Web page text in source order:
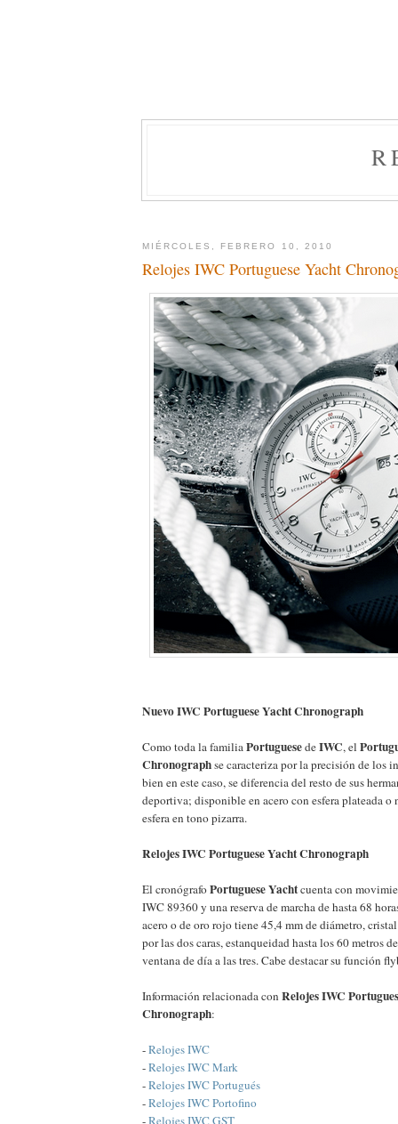
MIÉRCOLES, FEBRERO 10, 2010
Relojes IWC Portuguese Yacht
Nuevo IWC Portuguese Yacht Chronograph
Como toda la familiaPortuguesedeIWC, el
Chronographse caracteriza por la precisión de los
bien en este caso, se diferencia del resto de sus
deportiva; disponible en acero con esfera plateada o
esfera en tono pizarra.
Relojes IWC Portuguese Yacht Chronograph
El cronógrafoPortuguese Yachtcuenta con
IWC 89360 y una reserva de marcha de hasta 68
acero o de oro rojo tiene 45,4 mm de diámetro,
por las dos caras, estanqueidad hasta los 60 metros
ventana de día a las tres. Cabe destacar su función
Información relacionada con Relojes IWC
Chronograph:
-Relojes IWC
-Relojes IWC Mark
-Relojes IWC Portugués
-Relojes IWC Portofino
-Relojes IWC GST